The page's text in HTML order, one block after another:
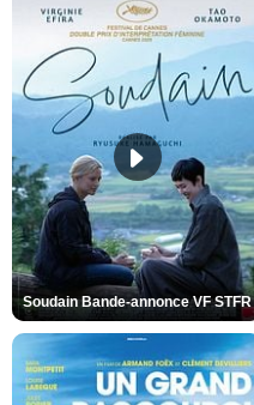
Soudain Bande-annonce VF STFR